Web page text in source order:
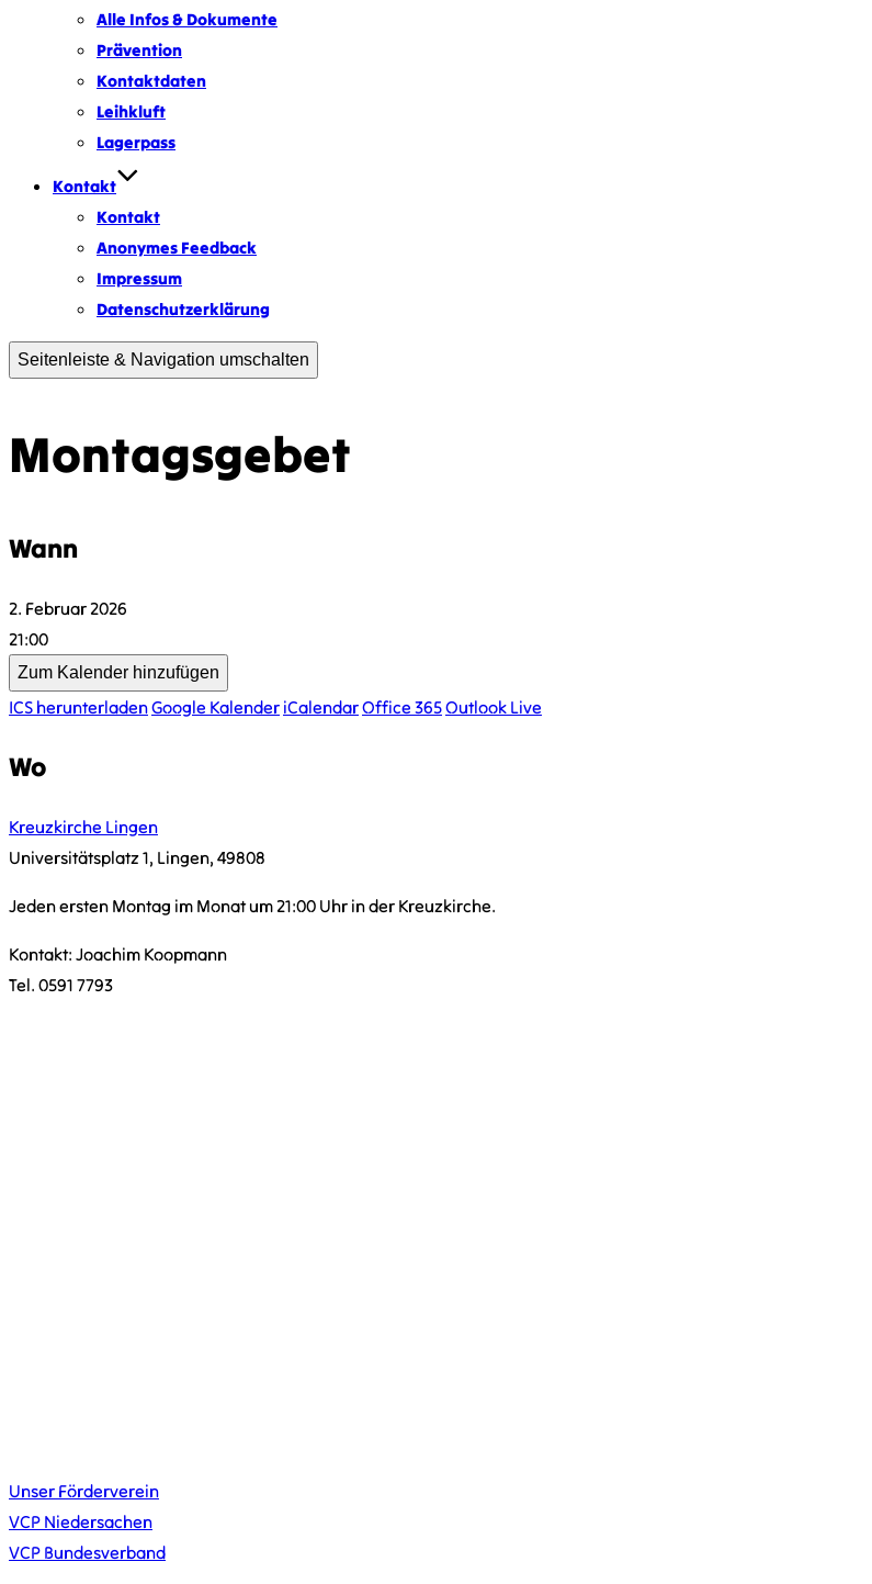
Alle Infos & Dokumente
Prävention
Kontaktdaten
Leihkluft
Lagerpass
Kontakt
Kontakt
Anonymes Feedback
Impressum
Datenschutzerklärung
Seitenleiste & Navigation umschalten
Montagsgebet
Wann
2. Februar 2026
21:00
Zum Kalender hinzufügen
ICS herunterladenGoogle Kalender iCalendarOffice 365Outlook Live
Wo
Kreuzkirche Lingen
Universitätsplatz 1, Lingen, 49808
Jeden ersten Montag im Monat um 21:00 Uhr in der Kreuzkirche.
Kontakt: Joachim Koopmann
Tel. 0591 7793
Unser Förderverein
VCP Niedersachen
VCP Bundesverband